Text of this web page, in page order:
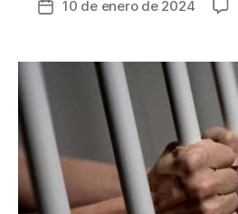
Fecha
entrada
10 de enero de 2024